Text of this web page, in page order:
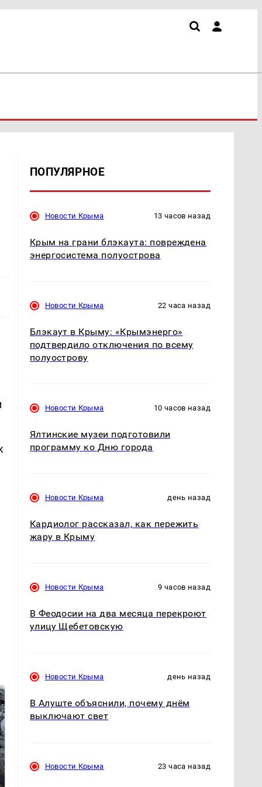
ПОПУЛЯРНОЕ
Новости Крыма 13 часов назад
Крым на грани блэкаута: повреждена
энергосистема полуострова
Новости Крыма 22 часа назад
Блэкаут в Крыму: «Крымэнерго»
подтвердило отключения по всему
полуострову
Новости Крыма 10 часов назад
Ялтинские музеи подготовили
программу ко Дню города
Новости Крыма день назад
Кардиолог рассказал, как пережить
жару в Крыму
Новости Крыма 9 часов назад
В Феодосии на два месяца перекроют
улицу Щебетовскую
Новости Крыма день назад
В Алуште объяснили, почему днём
выключают свет
Новости Крыма 23 часа назад